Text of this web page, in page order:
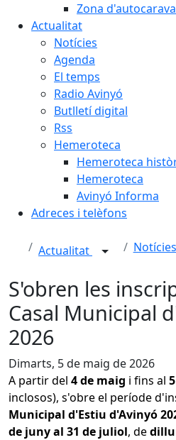
Zona
Actualitat
Notícies
Agenda
El temps
Radio Avinyó
Butlletí digital
Rss
Hemeroteca
Hemeroteca
Hemeroteca
Avinyó Informa
Adreces i telèfons
Actualitat Notícies
S'obren les
Casal Municipal
2026
Dimarts, 5 de maig de 2026
A partir del 4 de maig i fins al
inclosos), s'obre el període
Municipal d'Estiu d'Avinyó
de juny al 31 de juliol, de